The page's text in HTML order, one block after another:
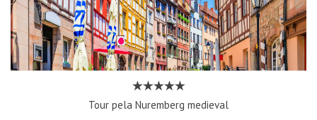
Tour pela Nuremberg medieval